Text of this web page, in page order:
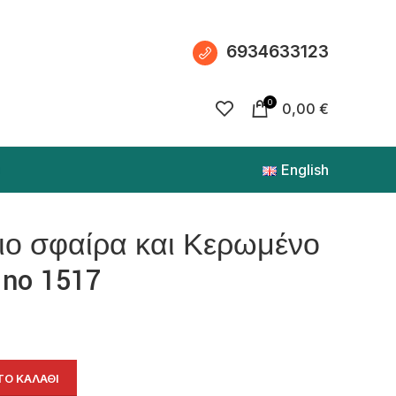
6934633123
0 0,00 €
English
σφαίρα και Κερωμένο
1517
ΚΑΛΆΘΙ